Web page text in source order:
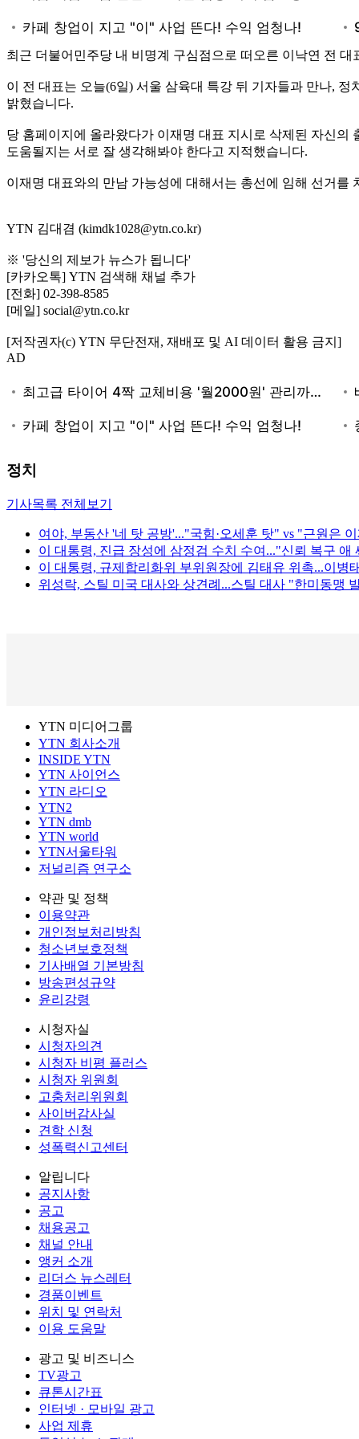
최근 더불어민주당 내 비명계 구심점으로 떠오른 이낙연 전
이 전 대표는 오늘(6일) 서울 삼육대 특강 뒤 기자들과 만나,
밝혔습니다.
당 홈페이지에 올라왔다가 이재명 대표 지시로 삭제된 자신
도움될지는 서로 잘 생각해봐야 한다고 지적했습니다.
이재명 대표와의 만남 가능성에 대해서는 총선에 임해 선거
YTN 김대겸 (kimdk1028@ytn.co.kr)
※ '당신의 제보가 뉴스가 됩니다'
[카카오톡] YTN 검색해 채널 추가
[전화] 02-398-8585
[메일] social@ytn.co.kr
[저작권자(c) YTN 무단전재, 재배포 및 AI 데이터 활용 금지]
AD
정치
기사목록 전체보기
여야, 부동산 '네 탓 공방'..."국힘·오세훈 탓" vs "근원은
이 대통령, 진급 장성에 삼정검 수치 수여..."신뢰 복구 애
이 대통령, 규제합리화위 부위원장에 김태유 위촉...이병
위성락, 스틸 미국 대사와 상견례...스틸 대사 "한미동맹
YTN 미디어그룹
YTN 회사소개
INSIDE YTN
YTN 사이언스
YTN 라디오
YTN2
YTN dmb
YTN world
YTN서울타워
저널리즘 연구소
약관 및 정책
이용약관
개인정보처리방침
청소년보호정책
기사배열 기본방침
방송편성규약
윤리강령
시청자실
시청자의견
시청자 비평 플러스
시청자 위원회
고충처리위원회
사이버감사실
견학 신청
성폭력신고센터
알립니다
공지사항
공고
채용공고
채널 안내
앵커 소개
리더스 뉴스레터
경품이벤트
위치 및 연락처
이용 도움말
광고 및 비즈니스
TV광고
큐톤시간표
인터넷 · 모바일 광고
사업 제휴